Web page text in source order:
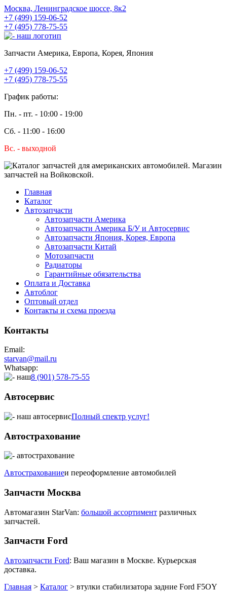
Москва, Ленинградское шоссе, 8к2
+7 (499) 159-06-52
+7 (495) 778-75-55
Запчасти Америка, Европа, Корея, Япония
+7 (499) 159-06-52
+7 (495) 778-75-55
График работы:
Пн. - пт. - 10:00 - 19:00
Сб. - 11:00 - 16:00
Вс. - выходной
Главная
Каталог
Автозапчасти
Автозапчасти Америка
Автозапчасти Америка Б/У и Автосервис
Автозапчасти Япония, Корея, Европа
Автозапчасти Китай
Мотозапчасти
Радиаторы
Гарантийные обязательства
Оплата и Доставка
Автоблог
Оптовый отдел
Контакты и схема проезда
Контакты
Email:
starvan@mail.ru
Whatsapp:
8 (901) 578-75-55
Автосервис
Полный спектр услуг!
Автострахование
Автострахованиеи переоформление автомобилей
Запчасти Москва
Автомагазин StarVan: большой ассортимент различных
запчастей.
Запчасти Ford
Автозапчасти Ford: Ваш магазин в Москве. Курьерская
доставка.
Главная > Каталог > втулки стабилизатора задние Ford F5OY